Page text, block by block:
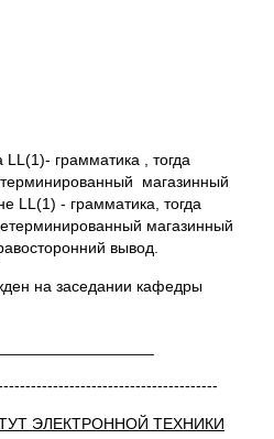
грамматика , тогда
магазинный
LL(1) - грамматика, тогда
магазинный
вывод.
на заседании кафедры
ЭЛЕКТРОННОЙ ТЕХНИКИ